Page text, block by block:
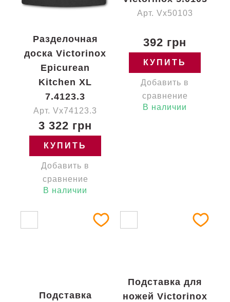
Разделочная
доска Victorinox
Epicurean
Kitchen XL
7.4123.3
Арт. Vx74123.3
3 322 грн
КУПИТЬ
Добавить в
сравнение
В наличии
Арт. Vx50103
392 грн
КУПИТЬ
Добавить в
сравнение
В наличии
Подставка
Подставка для
ножей Victorinox